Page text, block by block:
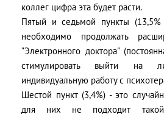
коллег цифра эта будет расти.
Пятый и седьмой пункты (13,5%
необходимо продолжать
"Электронного доктора"
стимулировать выйти на
индивидуальную работу с
Шестой пункт (3,4%) - это
для них не подходит